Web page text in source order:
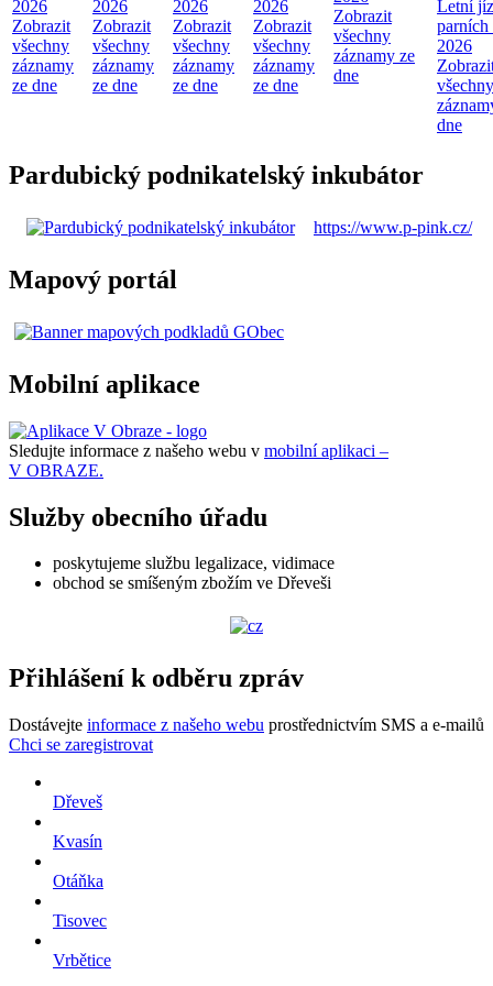
2026
Zobrazit
všechny
záznamy
ze dne
2026
Zobrazit
všechny
záznamy
ze dne
2026
Zobrazit
všechny
záznamy
ze dne
2026
Zobrazit
všechny
záznamy
ze dne
Zobrazit
všechny
záznamy ze
dne
Letní
2026
všechny
dne
Pardubický podnikatelský inkubátor
https://www.p-pink.cz/
Mapový portál
Mobilní aplikace
Sledujte informace z našeho webu v mobilní aplikaci –
V OBRAZE.
Služby obecního úřadu
poskytujeme službu legalizace, vidimace
obchod se smíšeným zbožím ve Dřeveši
Přihlášení k odběru zpráv
Dostávejte informace z našeho webu prostřednictvím SMS a e-mailů
Chci se zaregistrovat
Dřeveš
Kvasín
Otáňka
Tisovec
Vrbětice